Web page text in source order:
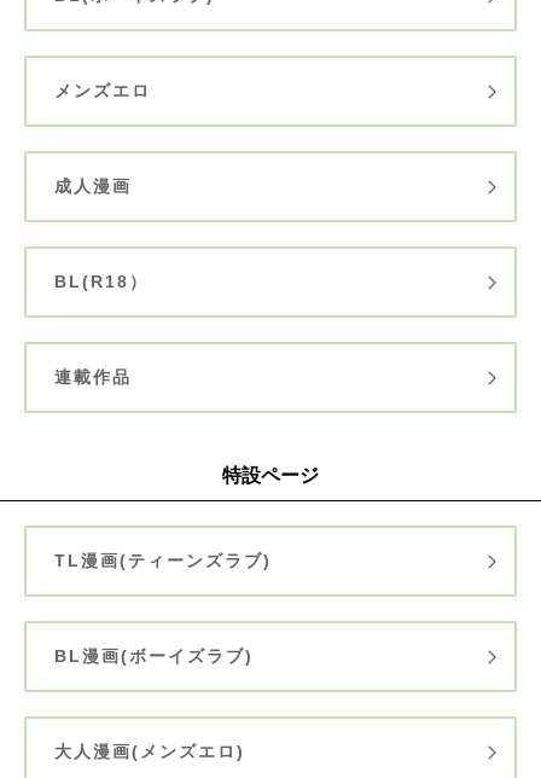
メンズエロ
成人漫画
BL(R18）
連載作品
特設ページ
TL漫画(ティーンズラブ)
BL漫画(ボーイズラブ)
大人漫画(メンズエロ)